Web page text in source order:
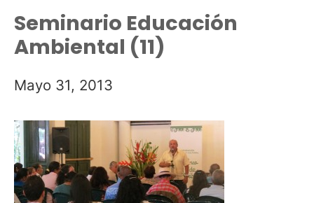
Seminario Educación
Ambiental (11)
Mayo 31, 2013